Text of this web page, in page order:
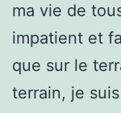
ma vie de
impatient et
que sur le
terrain, je